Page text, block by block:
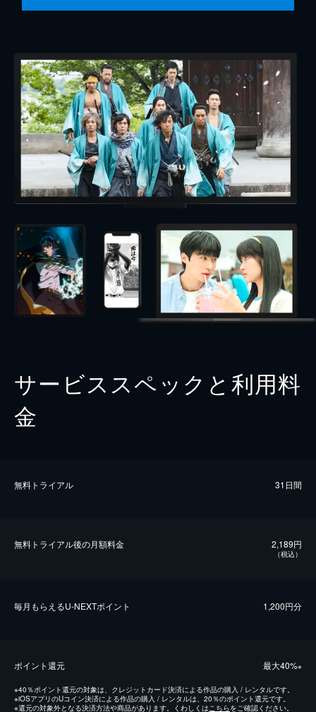
サービススペックと利用料
金
無料トライアル 31日間
無料トライアル後の⽉額料金 2,189円
（税込）
毎⽉もらえるU-NEXTポイント 1,200円分
ポイント還元 最⼤40%※
※40％ポイント還元の対象は、クレジットカード決済による作品の購入 / レンタルです。
※iOSアプリのUコイン決済による作品の購入 / レンタルは、20％のポイント還元です。
※還元の対象外となる決済方法や商品があります。くわしくはこちらをご確認ください。